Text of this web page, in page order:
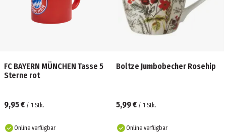
FC BAYERN MÜNCHEN Tasse 5
Sterne rot
9,95 € / 1 Stk.
Online verfügbar
Boltze Jumbobecher Rosehip
5,99 € / 1 Stk.
Online verfügbar